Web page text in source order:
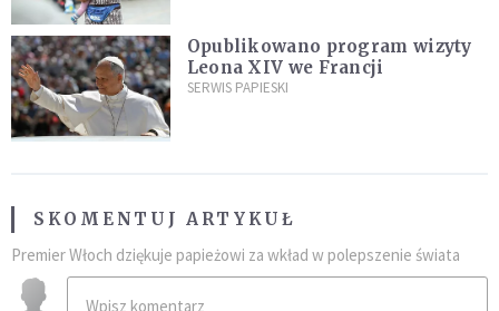
Opublikowano program wizyty
Leona XIV we Francji
SERWIS PAPIESKI
SKOMENTUJ ARTYKUŁ
Premier Włoch dziękuje papieżowi za wkład w polepszenie świata